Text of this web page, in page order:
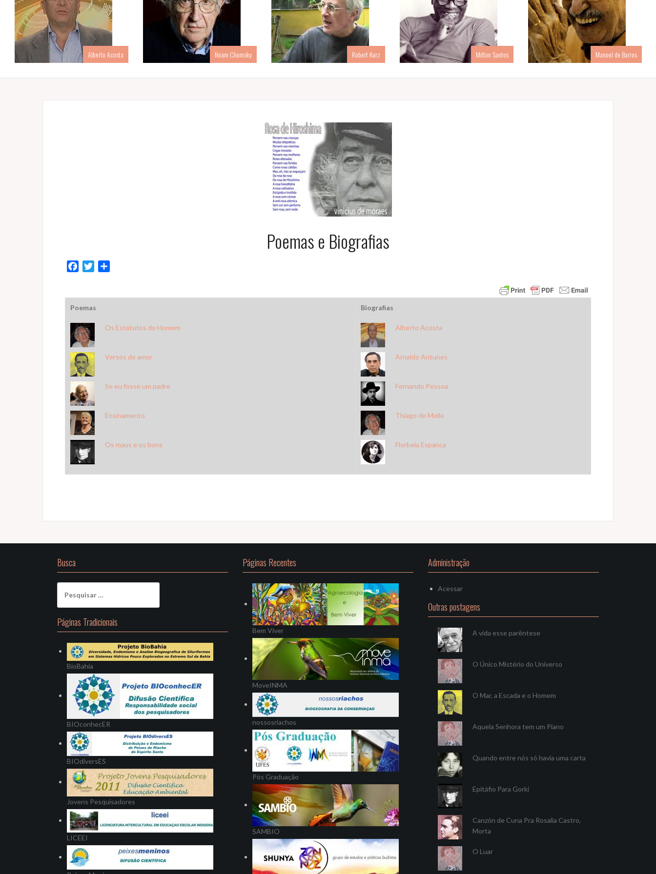
Alberto Acosta Noam Chomsky Robert Kurz Milton Santos Manoel de Barros
Poemas e Biografias
b
o
o
k
t
e
Poemas Biografias
Os Estatutos do Homem
Versos de amor
Se eu fosse um padre
Ensinamento
Os maus e os bons
Alberto Acosta
Arnaldo Antunes
Fernando Pessoa
Thiago de Mello
Florbela Espanca
Busca
por:
Páginas Tradicionais
BioBahia
BIOconhecER
BIOdiversES
Jovens Pesquisadores
LICEEI
Páginas Recentes
Bem Viver
MoveINMA
nossosriachos
Pós Graduação
SAMBIO
Administração
Acessar
Outras postagens
A vida esse parêntese
O Único Mistério do Universo
O Mar, a Escada e o Homem
Aquela Senhora tem um Piano
Quando entre nós só havia uma carta
Epitáfio Para Gorki
Canzón de Cuna Pra Rosalia Castro,
Morta
O Luar